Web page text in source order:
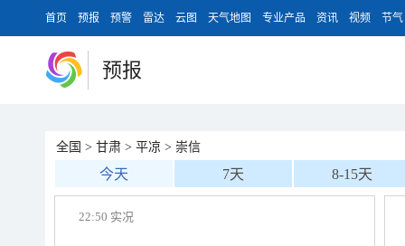
首页 预报 预警 雷达 云图 天气地图 专业产品 资讯 视频 节气
预报
全国 > 甘肃 > 平凉 > 崇信
今天 7天 8-15天
22:50 实况